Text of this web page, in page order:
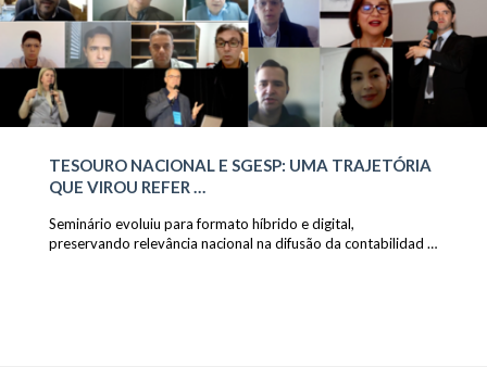
TESOURO NACIONAL E SGESP: UMA TRAJETÓRIA
QUE VIROU REFER …
Seminário evoluiu para formato híbrido e digital,
preservando relevância nacional na difusão da contabilidad …